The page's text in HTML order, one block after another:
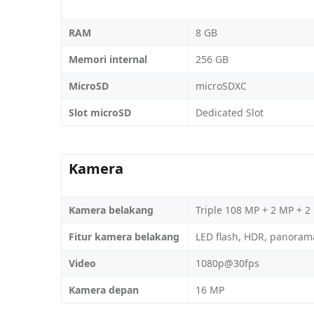
RAM
8 GB
Memori internal
256 GB
MicroSD
microSDXC
Slot microSD
Dedicated Slot
Kamera
Kamera belakang
Triple 108 MP + 2 MP + 2
Fitur kamera belakang
LED flash, HDR,
Video
1080p@30fps
Kamera depan
16 MP